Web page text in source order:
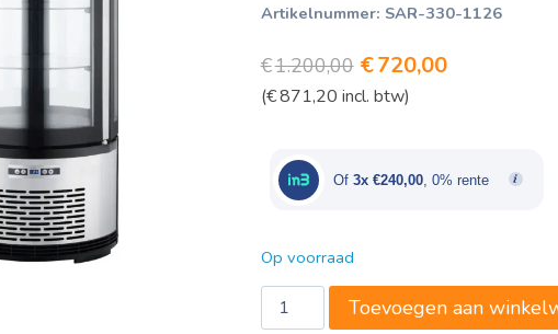
Artikelnummer: SAR-330-1126
€1.200,00 Oorspronkelijke
prijs
€1.200,00.
€720,00Huidige
€720,00.
(€871,20 incl. btw)
Of 3x €240,00, 0% rente
Op voorraad
Taartvitrine
Zwart
Toevoegen aan